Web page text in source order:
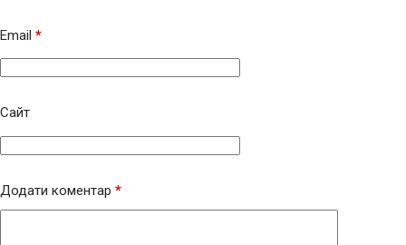
Email *
Сайт
Додати коментар *